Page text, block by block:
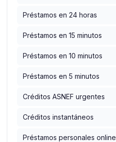
Préstamos en 24 horas
Préstamos en 15 minutos
Préstamos en 10 minutos
Préstamos en 5 minutos
Créditos ASNEF urgentes
Créditos instantáneos
Préstamos personales online